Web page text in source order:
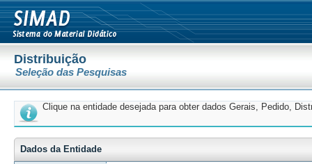
Distribuição
Seleção das Pesquisas
Clique na entidade desejada para obter dados Gerais, Pedido,
Dados da Entidade